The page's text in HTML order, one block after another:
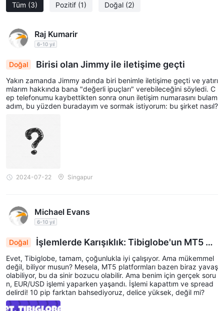
Tüm (3) Pozitif (1) Doğal (2)
Raj Kumarir
6-10 yıl
Doğal Birisi olan Jimmy ile iletişime geçti
Yakın zamanda Jimmy adında biri benimle iletişime geçti ve yatırı
mlarım hakkında bana "değerli ipuçları" verebileceğini söyledi. C
ep telefonumu kaybettikten sonra onun iletişim numarasını bulam
adım, bu yüzden buradayım ve sormak istiyorum: bu şirket nasıl?
2024-07-22 Singapur
Michael Evans
6-10 yıl
Doğal
İşlemlerde Karışıklık: Tibiglobe'un MT5 So
runları ve Spreadler Yükseliyor
Evet, Tibiglobe, tamam, çoğunlukla iyi çalışıyor. Ama mükemmel
değil, biliyor musun? Mesela, MT5 platformları bazen biraz yavaş
olabiliyor, bu da sinir bozucu olabilir. Ama benim için gerçek soru
n, EUR/USD işlemi yaparken yaşandı. İşlemi kapattım ve spread
delirdi! 10 pip farktan bahsediyoruz, delice yüksek, değil mi?